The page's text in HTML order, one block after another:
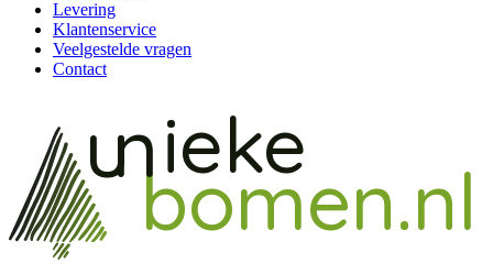
Levering
Klantenservice
Veelgestelde vragen
Contact
bomen.nl
unieke